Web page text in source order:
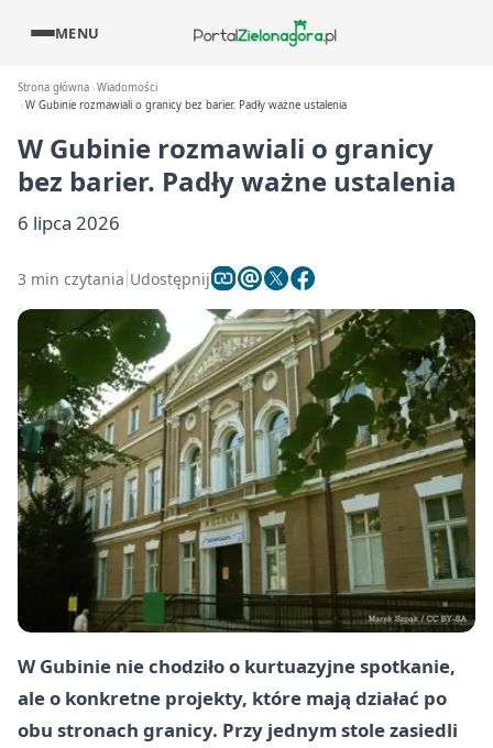
MENU
Strona główna Wiadomości
W Gubinie rozmawiali o granicy bez barier. Padły ważne ustalenia
W Gubinie rozmawiali o granicy
bez barier. Padły ważne ustalenia
6 lipca 2026
3 min czytania Udostępnij
W Gubinie nie chodziło o kurtuazyjne spotkanie,
ale o konkretne projekty, które mają działać po
obu stronach granicy. Przy jednym stole zasiedli